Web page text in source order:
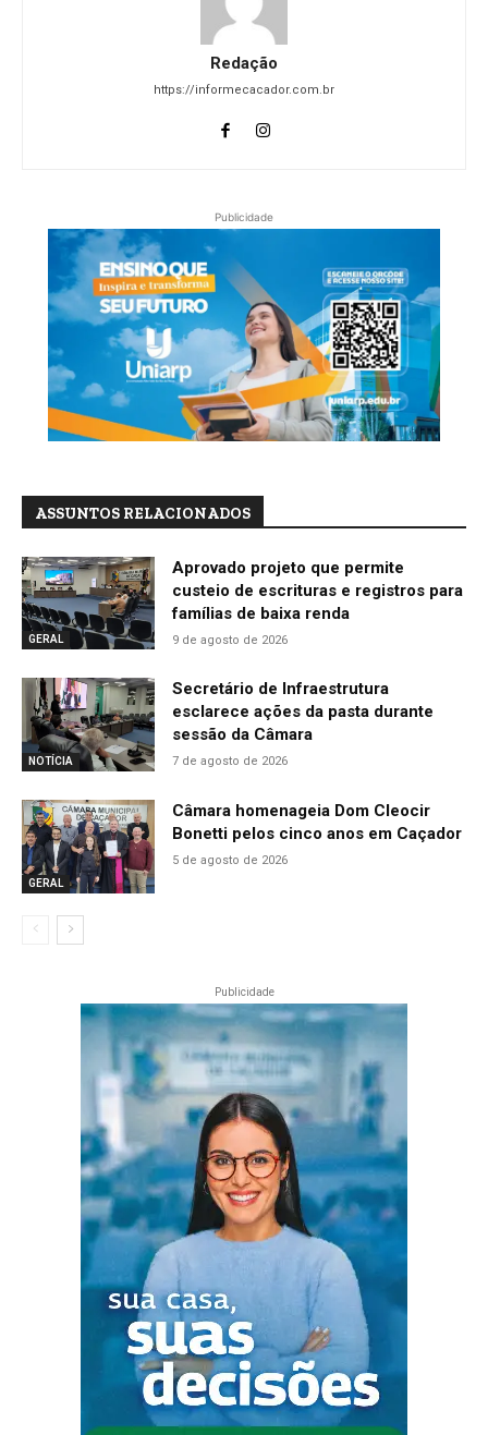
Redação
https://informecacador.com.br
Publicidade
ASSUNTOS RELACIONADOS
GERAL
Aprovado projeto que permite
custeio de escrituras e registros para
famílias de baixa renda
9 de agosto de 2026
NOTÍCIA
Secretário de Infraestrutura
esclarece ações da pasta durante
sessão da Câmara
7 de agosto de 2026
GERAL
Câmara homenageia Dom Cleocir
Bonetti pelos cinco anos em Caçador
5 de agosto de 2026
Publicidade